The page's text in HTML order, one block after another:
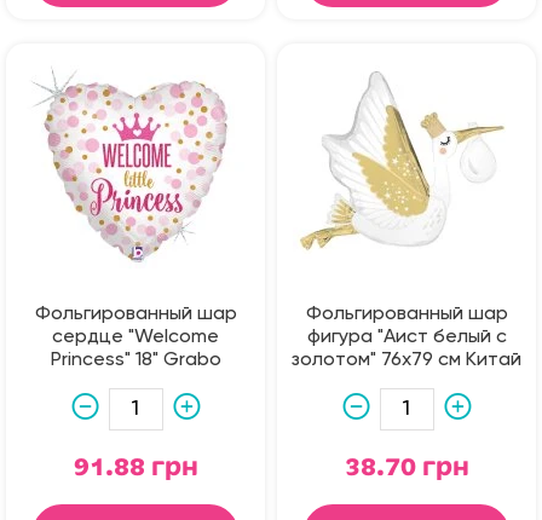
Фольгированный шар
сердце "Welcome
Princess" 18" Grabo
91.88 грн
Фольгированный шар
фигура "Аист белый с
золотом" 76х79 см Китай
38.70 грн